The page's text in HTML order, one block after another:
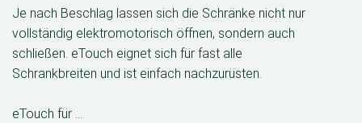
Je nach Beschlag lassen sich die Schränke nicht nur
vollständig elektromotorisch öffnen, sondern auch
schließen. eTouch eignet sich für fast alle
Schrankbreiten und ist einfach nachzurüsten.
eTouch für …